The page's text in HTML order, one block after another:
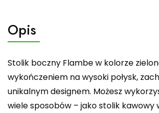
Opis
Stolik boczny Flambe w kolorze
wykończeniem na wysoki połysk,
unikalnym designem. Możesz
wiele sposobów – jako stolik kawowy